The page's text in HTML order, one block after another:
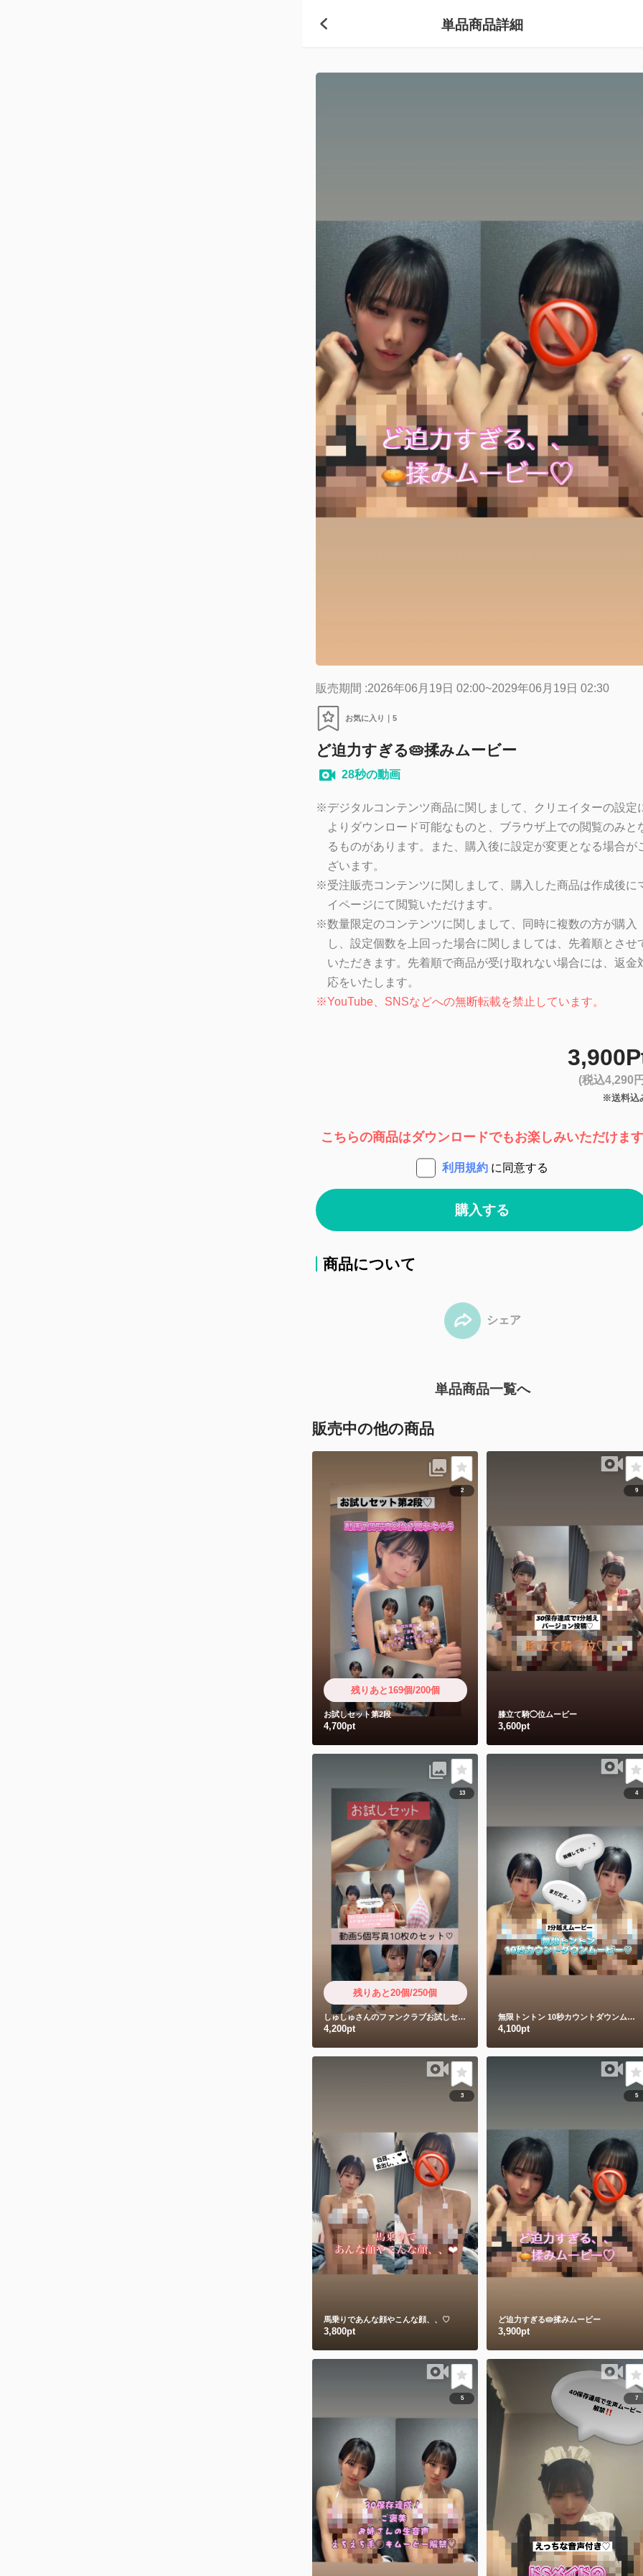
単品商品詳細
販売期間 :2026年06月19日 02:00~2029年06月19日 02:30
お気に入り｜ 5
ど迫力すぎる🥧揉みムービー
28秒の動画
※デジタルコンテンツ商品に関しまして、クリエイターの設定
よりダウンロード可能なものと、ブラウザ上での閲覧のみと
るものがあります。また、購入後に設定が変更となる場合が
ざいます。
※受注販売コンテンツに関しまして、購入した商品は作成後に
イページにて閲覧いただけます。
※数量限定のコンテンツに関しまして、同時に複数の方が購入
し、設定個数を上回った場合に関しましては、先着順とさせ
いただきます。先着順で商品が受け取れない場合には、返金
応をいたします。
※YouTube、SNSなどへの無断転載を禁止しています。
(税込4,290
※送料込
こちらの商品はダウンロードでもお楽しみいただけます
利用規約 に同意する
購入する
商品について
シェア
単品商品一覧へ
販売中の他の商品
2
残りあと169個/200個
お試しセット第2段
4,700pt
9
膝立て騎◯位ムービー
3,600pt
13
残りあと20個/250個
しゅしゅさんのファンクラブお試しセット
4,200pt
4
無限トントン 10秒カウントダウンムービー
4,100pt
3
馬乗りであんな顔やこんな顔、、♡
3,800pt
5
ど迫力すぎる🥧揉みムービー
3,900pt
5 7